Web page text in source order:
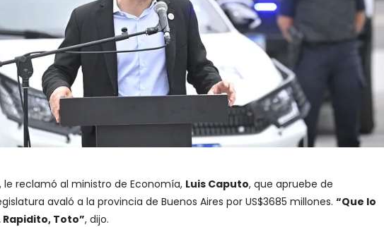
, le reclamó al ministro de Economía, Luis Caputo, que apruebe de
avaló a la provincia de Buenos Aires por US$3685 millones. “Que lo
Toto”, dijo.